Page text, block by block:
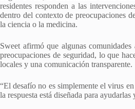
residentes responden a las
dentro del contexto de preocupaciones
la ciencia o la medicina.
Sweet afirmó que algunas
preocupaciones de seguridad, lo que
locales y una comunicación transparente.
“El desafío no es simplemente el virus
la respuesta está diseñada para